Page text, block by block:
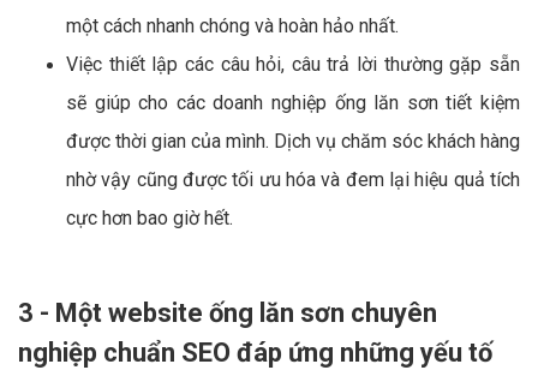
một cách nhanh chóng và hoàn hảo nhất.
Việc thiết lập các câu hỏi, câu trả lời thường gặp sẵn
sẽ giúp cho các doanh nghiệp ống lăn sơn tiết kiệm
được thời gian của mình. Dịch vụ chăm sóc khách hàng
nhờ vậy cũng được tối ưu hóa và đem lại hiệu quả tích
cực hơn bao giờ hết.
3 - Một website ống lăn sơn chuyên
nghiệp chuẩn SEO đáp ứng những yếu tố